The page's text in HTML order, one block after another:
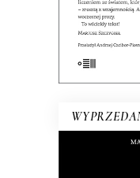
E-